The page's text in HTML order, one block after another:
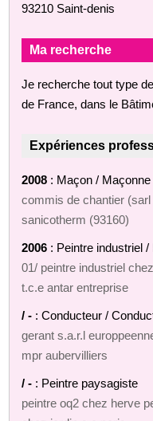
93210 Saint-denis
Ma recherche
Je recherche tout type
de France, dans le
Expériences
2008 : Maçon /
commis de chantier
sanicotherm (93160)
2006 : Peintre industriel
01/ peintre industriel
t.c.e antar entreprise
/ - : Conducteur /
gerant s.a.r.l
mpr aubervilliers
/ - : Peintre paysagiste
peintre oq2 chez herve